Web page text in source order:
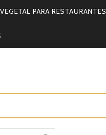
PARA RESTAURANTES